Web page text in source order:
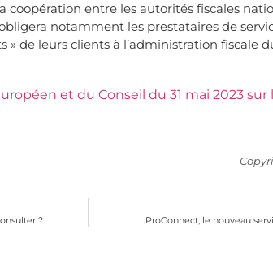
entre les autorités fiscales
notamment les prestataires de
de leurs clients à l’administration fiscale
et du Conseil du 31 mai 2023
? ProConnect, le nouveau